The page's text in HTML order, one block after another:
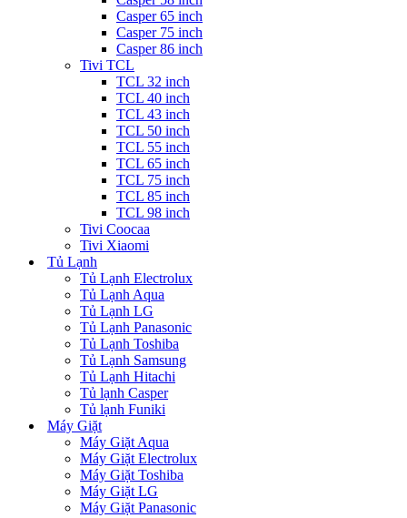
Casper 65 inch
Casper 75 inch
Casper 86 inch
Tivi TCL
TCL 32 inch
TCL 40 inch
TCL 43 inch
TCL 50 inch
TCL 55 inch
TCL 65 inch
TCL 75 inch
TCL 85 inch
TCL 98 inch
Tivi Coocaa
Tivi Xiaomi
Tủ Lạnh
Tủ Lạnh Electrolux
Tủ Lạnh Aqua
Tủ Lạnh LG
Tủ Lạnh Panasonic
Tủ Lạnh Toshiba
Tủ Lạnh Samsung
Tủ Lạnh Hitachi
Tủ lạnh Casper
Tủ lạnh Funiki
Máy Giặt
Máy Giặt Aqua
Máy Giặt Electrolux
Máy Giặt Toshiba
Máy Giặt LG
Máy Giặt Panasonic